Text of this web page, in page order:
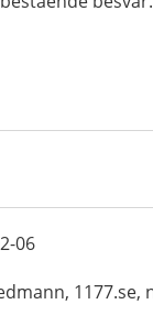
06
1177.se,